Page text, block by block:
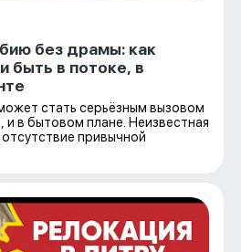
без драмы: как
быть в потоке, в
стать серьёзным вызовом
в бытовом плане. Неизвестная
привычной